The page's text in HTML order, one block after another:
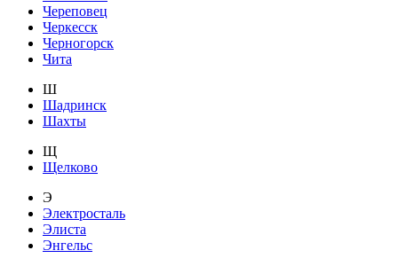
Череповец
Черкесск
Черногорск
Чита
Ш
Шадринск
Шахты
Щ
Щелково
Э
Электросталь
Элиста
Энгельс